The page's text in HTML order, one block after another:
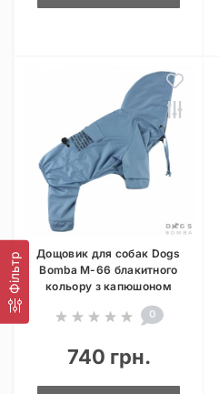
Фільтр
Дощовик для собак Dogs
Bomba M-66 блакитного
кольору з капюшоном
0
740 грн.